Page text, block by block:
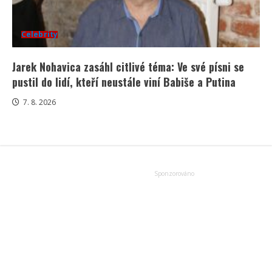
Celebrity
Jarek Nohavica zasáhl citlivé téma: Ve své písni se
pustil do lidí, kteří neustále viní Babiše a Putina
7. 8. 2026